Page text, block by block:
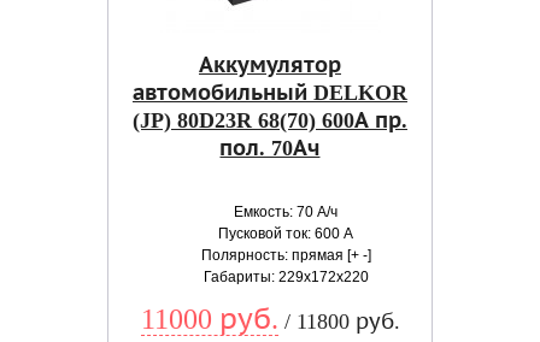
Аккумулятор
автомобильный DELKOR
(JP) 80D23R 68(70) 600А пр.
пол. 70Ач
Емкость: 70 А/ч
Пусковой ток: 600 А
Полярность: прямая [+ -]
Габариты: 229x172x220
11000 руб. / 11800 руб.